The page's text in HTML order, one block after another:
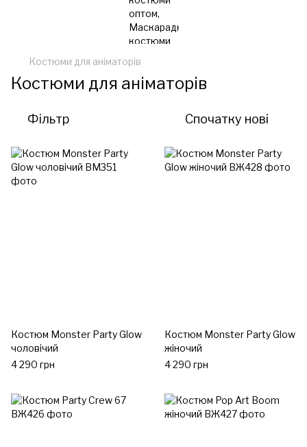
Костюми для аніматорів
Костюми для аніматорів
Фільтр Спочатку нові
Костюм Monster Party Glow
чоловічий
4 290 грн
Костюм Monster Party Glow
жіночий
4 290 грн